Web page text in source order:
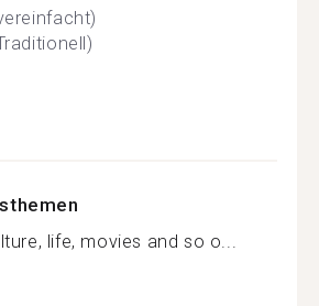
life, movies and so o...